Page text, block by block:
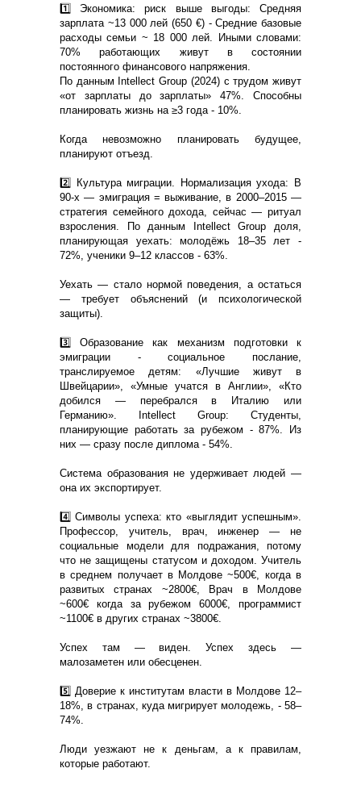
1️⃣ Экономика: риск выше выгоды: Средняя
зарплата ~13 000 лей (650 €) - Средние базовые
расходы семьи ~ 18 000 лей. Иными словами:
70% работающих живут в состоянии
постоянного финансового напряжения.
По данным Intellect Group (2024) с трудом живут
«от зарплаты до зарплаты» 47%. Способны
планировать жизнь на ≥3 года - 10%.
Когда невозможно планировать будущее,
планируют отъезд.
2️⃣ Культура миграции. Нормализация ухода: В
90-х — эмиграция = выживание, в 2000–2015 —
стратегия семейного дохода, сейчас — ритуал
взросления. По данным Intellect Group доля,
планирующая уехать: молодёжь 18–35 лет -
72%, ученики 9–12 классов - 63%.
Уехать — стало нормой поведения, а остаться
— требует объяснений (и психологической
защиты).
3️⃣ Образование как механизм подготовки к
эмиграции - социальное послание,
транслируемое детям: «Лучшие живут в
Швейцарии», «Умные учатся в Англии», «Кто
добился — перебрался в Италию или
Германию». Intellect Group: Студенты,
планирующие работать за рубежом - 87%. Из
них — сразу после диплома - 54%.
Система образования не удерживает людей —
она их экспортирует.
4️⃣ Символы успеха: кто «выглядит успешным».
Профессор, учитель, врач, инженер — не
социальные модели для подражания, потому
что не защищены статусом и доходом. Учитель
в среднем получает в Молдове ~500€, когда в
развитых странах ~2800€, Врач в Молдове
~600€ когда за рубежом 6000€, программист
~1100€ в других странах ~3800€.
Успех там — виден. Успех здесь —
малозаметен или обесценен.
5️⃣ Доверие к институтам власти в Молдове 12–
18%, в странах, куда мигрирует молодежь, - 58–
74%.
Люди уезжают не к деньгам, а к правилам,
которые работают.